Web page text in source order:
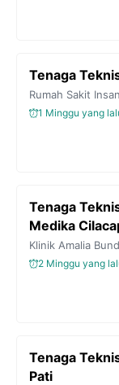
Tenaga
Rumah Sakit
1 Minggu yang
Tenaga
Medika
Klinik Amalia
2 Minggu yang
Tenaga
Pati